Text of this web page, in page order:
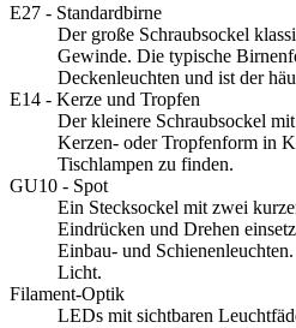
E27 - Standardbirne
Der große Schraubsockel
Gewinde. Die typische
Deckenleuchten und ist der
E14 - Kerze und Tropfen
Der kleinere Schraubsockel
Kerzen- oder Tropfenform in
Tischlampen zu finden.
GU10 - Spot
Ein Stecksockel mit zwei
Eindrücken und Drehen
Einbau- und
Licht.
Filament-Optik
LEDs mit sichtbaren